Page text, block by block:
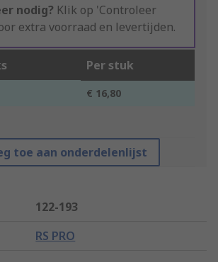
nodig? Klik op 'Controleer
extra voorraad en levertijden.
Per stuk
€ 16,80
toe aan onderdelenlijst
122-193
RS PRO